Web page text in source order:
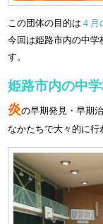
この団体の目的は ４月
今回は姫路市内の中
す。
姫路市内の中
炎の早期発見・早期
なかたちで大々的に行